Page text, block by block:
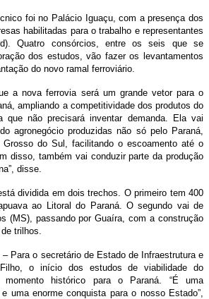
MS
foi no Palácio Iguaçu, com a presença dos
habilitadas para o trabalho e representantes
Quatro consórcios, entre os seis que se
dos estudos, vão fazer os levantamentos
do novo ramal ferroviário.
a nova ferrovia será um grande vetor para o
ampliando a competitividade dos produtos do
que não precisará inventar demanda. Ela vai
agronegócio produzidas não só pelo Paraná,
do Sul, facilitando o escoamento até o
disso, também vai conduzir parte da produção
disse.
dividida em dois trechos. O primeiro tem 400
ao Litoral do Paraná. O segundo vai de
(MS), passando por Guaíra, com a construção
trilhos.
– Para o secretário de Estado de Infraestrutura e
o início dos estudos de viabilidade do
momento histórico para o Paraná. “É uma
uma enorme conquista para o nosso Estado”,